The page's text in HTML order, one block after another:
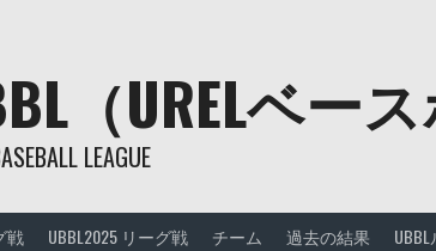
（URELベー
LEAGUE
戦 UBBL2025 リーグ戦 チーム 過去の結果